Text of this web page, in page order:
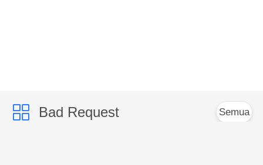
Bad Request Semua